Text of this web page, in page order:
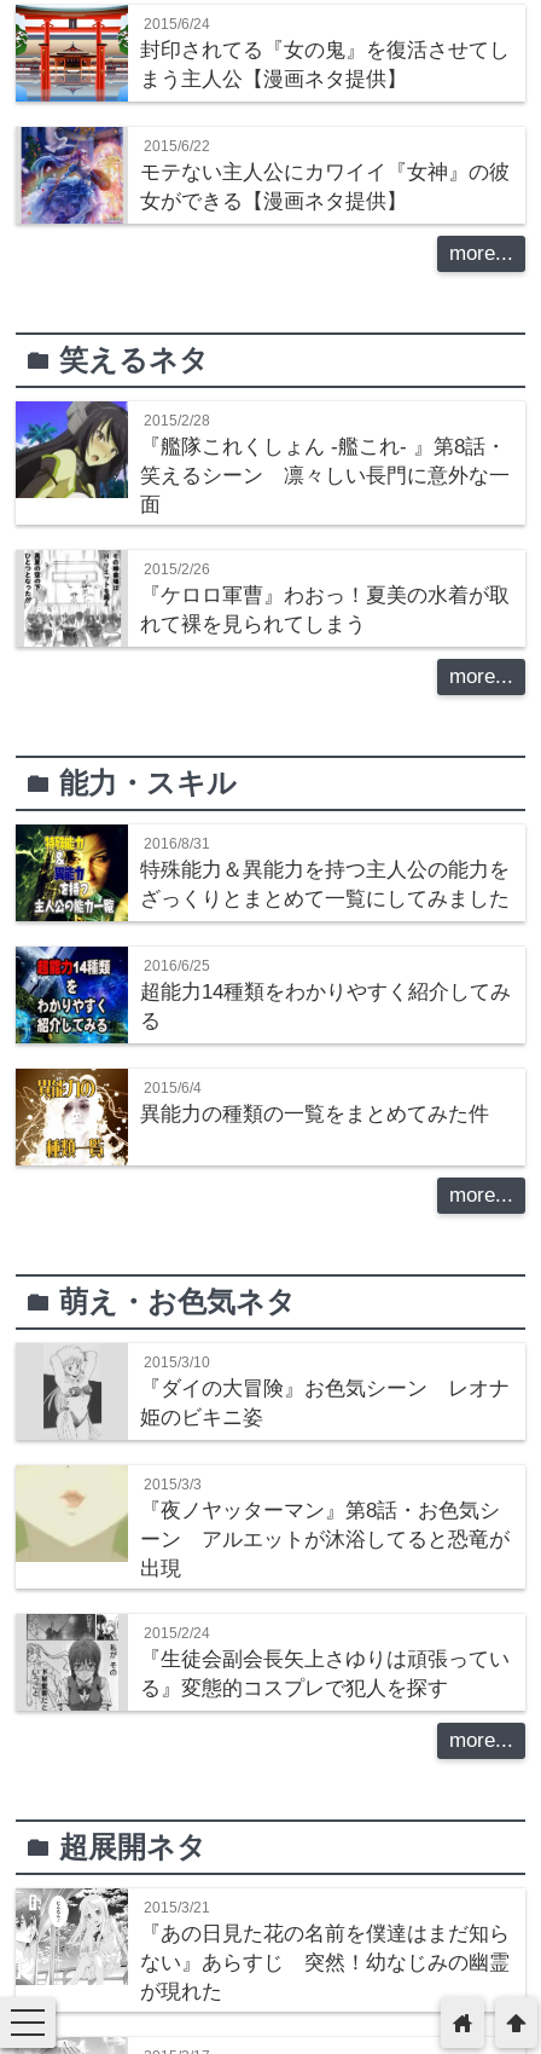
2015/6/24
封印されてる『女の鬼』を復活させてし
まう主人公【漫画ネタ提供】
2015/6/22
モテない主人公にカワイイ『女神』の彼
女ができる【漫画ネタ提供】
more...
folder笑えるネタ
2015/2/28
『艦隊これくしょん -艦これ- 』第8話・
笑えるシーン 凛々しい長門に意外な一
面
2015/2/26
『ケロロ軍曹』わおっ！夏美の水着が取
れて裸を見られてしまう
more...
folder能力・スキル
2016/8/31
特殊能力＆異能力を持つ主人公の能力を
ざっくりとまとめて一覧にしてみました
2016/6/25
超能力14種類をわかりやすく紹介してみ
る
2015/6/4
異能力の種類の一覧をまとめてみた件
more...
folder萌え・お色気ネタ
2015/3/10
『ダイの大冒険』お色気シーン レオナ
姫のビキニ姿
2015/3/3
『夜ノヤッターマン』第8話・お色気シ
ーン アルエットが沐浴してると恐竜が
出現
2015/2/24
『生徒会副会長矢上さゆりは頑張ってい
る』変態的コスプレで犯人を探す
more...
folder 超展開ネタ
2015/3/21
『あの日見た花の名前を僕達はまだ知ら
ない』あらすじ 突然！幼なじみの幽霊
が現れた
toggle
navigation
arrowup
home